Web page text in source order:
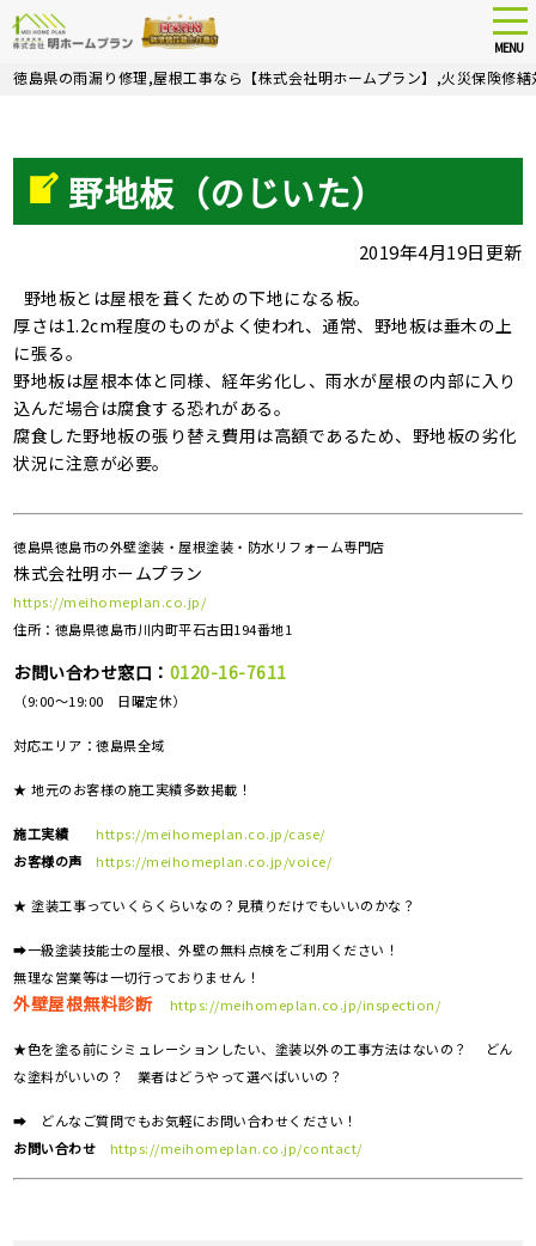
Skip
MENU
徳島県の雨漏り修理,屋根工事なら【株式会社明ホームプラン】,火災保険修繕
野地板（のじいた）
2019年4月19日更新
野地板とは屋根を葺くための下地になる板。
厚さは1.2cm程度のものがよく使われ、通常、野地板は垂木の上
に張る。
野地板は屋根本体と同様、経年劣化し、雨水が屋根の内部に入り
込んだ場合は腐食する恐れがある。
腐食した野地板の張り替え費用は高額であるため、野地板の劣化
状況に注意が必要。
徳島県徳島市の外壁塗装・屋根塗装・防水リフォーム専門店
株式会社明ホームプラン
https://meihomeplan.co.jp/
住所：徳島県徳島市川内町平石古田194番地1
お問い合わせ窓口： 0120-16-7611
（9:00～19:00 日曜定休）
対応エリア：徳島県全域
★ 地元のお客様の施工実績多数掲載！
施工実績
https://meihomeplan.co.jp/case/
お客様の声
https://meihomeplan.co.jp/voice/
★ 塗装工事っていくらくらいなの？見積りだけでもいいのかな？
➡一級塗装技能士の屋根、外壁の無料点検をご利用ください！
無理な営業等は一切行っておりません！
外壁屋根無料診断 https://meihomeplan.co.jp/inspection/
★色を塗る前にシミュレーションしたい、塗装以外の工事方法はないの？ どん
な塗料がいいの？ 業者はどうやって選べばいいの？
➡ どんなご質問でもお気軽にお問い合わせください！
お問い合わせ
https://meihomeplan.co.jp/contact/